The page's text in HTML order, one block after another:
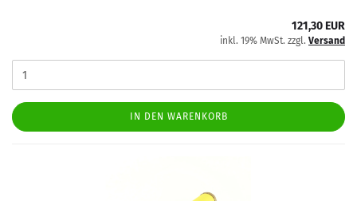
121,30 EUR
inkl. 19% MwSt. zzgl. Versand
IN DEN WARENKORB